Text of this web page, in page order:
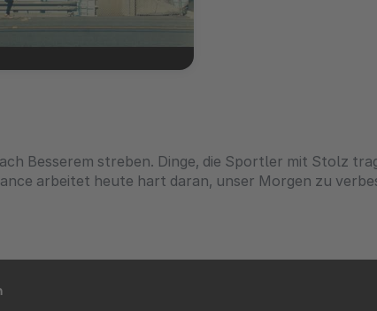
Besserem streben. Dinge, die Sportler mit Stolz
arbeitet heute hart daran, unser Morgen zu